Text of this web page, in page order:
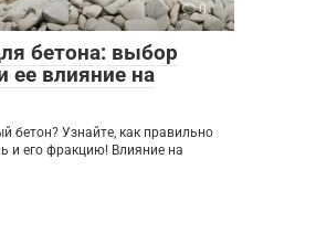
0
бетона: выбор
ее влияние на
бетон? Узнайте, как правильно
и его фракцию! Влияние на